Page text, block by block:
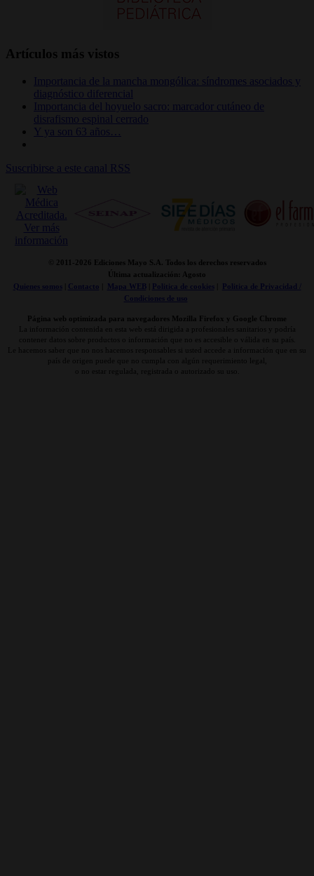
Artículos más vistos
Importancia de la mancha mongólica: síndromes asociados y
diagnóstico diferencial
Importancia del hoyuelo sacro: marcador cutáneo de
disrafismo espinal cerrado
Y ya son 63 años…
Suscribirse a este canal RSS
© 2011- 2026 Ediciones Mayo S.A. Todos los derechos reservados
Última actualización: Agosto
Quienes somos| Contacto Mapa WEB| Politica de cookies|
Politica de Privacidad /
Condiciones de uso
Página web optimizada para navegadores Mozilla Firefox y Google Chrome
La información contenida en esta web está dirigida a profesionales sanitarios y podría
contener datos sobre productos o información que no es accesible o válida en su país.
Le hacemos saber que no nos hacemos responsables si usted accede a información que en su
país de origen puede que no cumpla con algún requerimiento legal,
o no estar regulada, registrada o autorizado su uso.